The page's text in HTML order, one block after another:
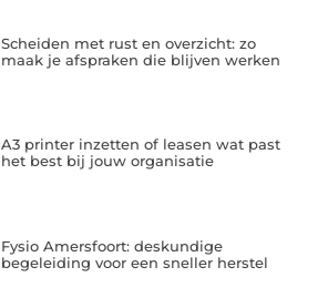
Scheiden met rust en overzicht: zo
maak je afspraken die blijven werken
A3 printer inzetten of leasen wat past
het best bij jouw organisatie
Fysio Amersfoort: deskundige
begeleiding voor een sneller herstel